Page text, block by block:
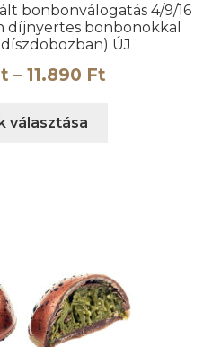
bonbonválogatás 4/9/16
díjnyertes bonbonokkal
ÚJ
– 11.890 Ft
választása
a
termékoldalon